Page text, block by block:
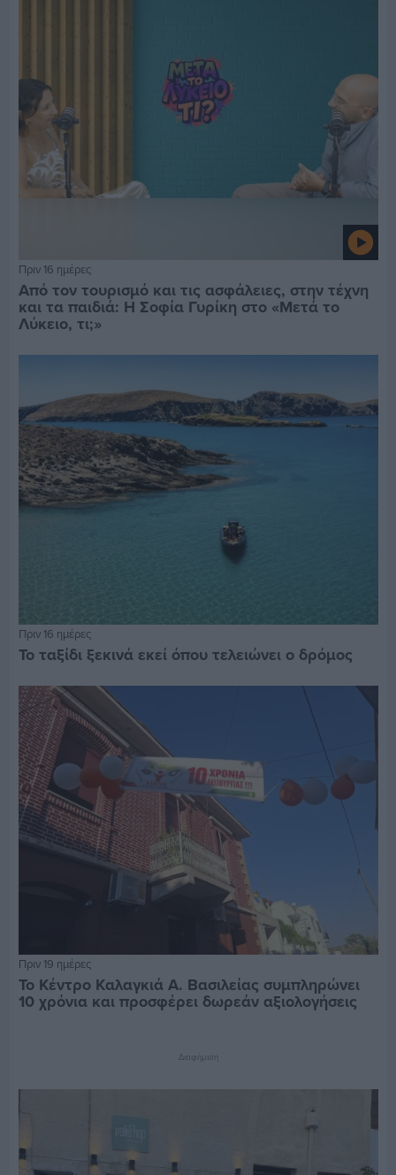
Πριν 16 ημέρες
Από τον τουρισμό και τις ασφάλειες, στην τέχνη
και τα παιδιά: Η Σοφία Γυρίκη στο «Μετά το
Λύκειο, τι;»
Πριν 16 ημέρες
Το ταξίδι ξεκινά εκεί όπου τελειώνει ο δρόμος
Πριν 19 ημέρες
Το Κέντρο Καλαγκιά Α. Βασιλείας συμπληρώνει
10 χρόνια και προσφέρει δωρεάν αξιολογήσεις
Διαφήμιση